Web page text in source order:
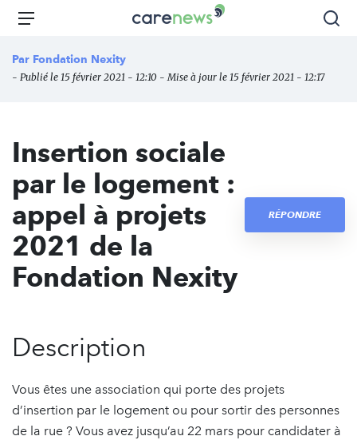
Aller
principal
Carenews,
des
Menu
Par Fondation Nexity
- Publié le 15 février 2021 - 12:10 - Mise à jour le 15 février 2021 - 12:17
Insertion sociale
par le logement :
appel à projets
2021 de la
Fondation Nexity
RÉPONDRE
Description
Vous êtes une association qui porte des projets
d’insertion par le logement ou pour sortir des personnes
de la rue ? Vous avez jusqu’au 22 mars pour candidater à